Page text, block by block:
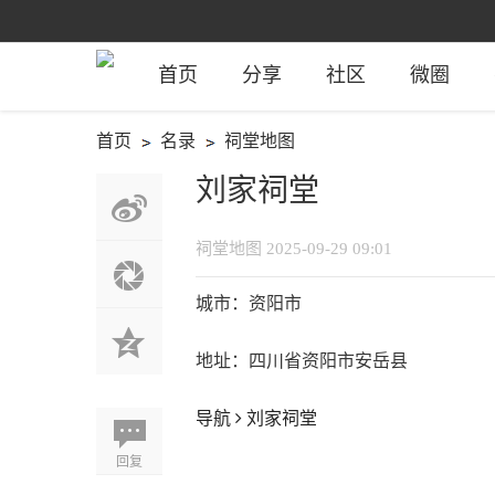
首页 分享 社区 微圈
首页 名录 祠堂地图
›
回复
刘家祠堂
祠堂地图 2025-09-29 09:01
城市：资阳市
地址：四川省资阳市安岳县
导航 刘家祠堂